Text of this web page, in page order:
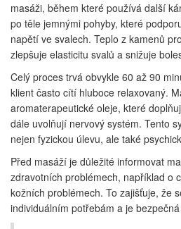
masáži, během které používá další
po těle jemnými pohyby, které
napětí ve svalech. Teplo z kamenů
zlepšuje elasticitu svalů a snižuje
Celý proces trvá obvykle 60 až 90
klient často cítí hluboce relaxovaný.
aromaterapeutické oleje, které
dále uvolňují nervový systém. Tento
nejen fyzickou úlevu, ale také
Před masáží je důležité informovat
zdravotních problémech, například o
kožních problémech. To zajišťuje, že
individuálním potřebám a je